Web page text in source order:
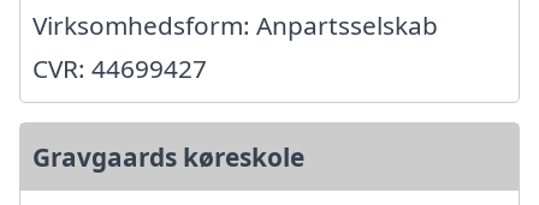
Virksomhedsform: Anpartsselskab
CVR: 44699427
Gravgaards køreskole